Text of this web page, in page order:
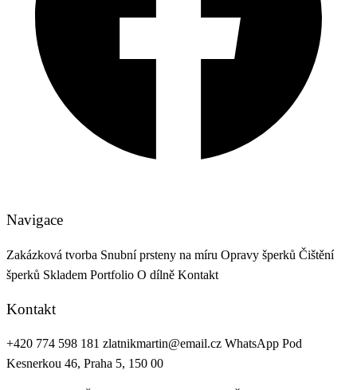
Navigace
Zakázková tvorba Snubní prsteny na míru Opravy šperků Čištění
šperků Skladem Portfolio O dílně Kontakt
Kontakt
+420 774 598 181 zlatnikmartin@email.cz WhatsApp Pod
Kesnerkou 46, Praha 5, 150 00